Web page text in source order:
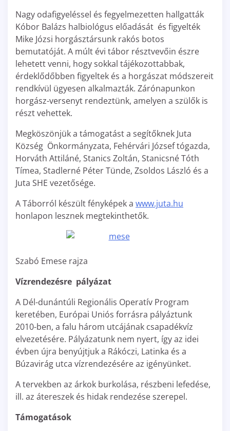
Nagy odafigyeléssel és fegyelmezetten hallgatták
Kóbor Balázs halbiológus előadását és figyelték
Mike Józsi horgásztársunk rakós botos
bemutatóját. A múlt évi tábor résztvevőin észre
lehetett venni, hogy sokkal tájékozottabbak,
érdeklődőbben figyeltek és a horgászat módszereit
rendkívül ügyesen alkalmazták. Zárónapunkon
horgász-versenyt rendeztünk, amelyen a szülők is
részt vehettek.
Megköszönjük a támogatást a segítőknek Juta
Község Önkormányzata, Fehérvári József tógazda,
Horváth Attiláné, Stanics Zoltán, Stanicsné Tóth
Tímea, Stadlerné Péter Tünde, Zsoldos László és a
Juta SHE vezetősége.
A Táborról készült fényképek a www.juta.hu
honlapon lesznek megtekinthetők.
Szabó Emese rajza
Vízrendezésre pályázat
A Dél-dunántúli Regionális Operatív Program
keretében, Európai Uniós forrásra pályáztunk
2010-ben, a falu három utcájának csapadékvíz
elvezetésére. Pályázatunk nem nyert, így az idei
évben újra benyújtjuk a Rákóczi, Latinka és a
Búzavirág utca vízrendezésére az igényünket.
A tervekben az árkok burkolása, részbeni lefedése,
ill. az átereszek és hidak rendezése szerepel.
Támogatások